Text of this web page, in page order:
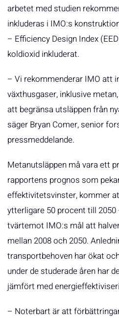
arbetet med studien
inkluderas i IMO:s
– Efficiency Design Index
koldioxid inkluderat.
– Vi rekommenderar IMO att
växthusgaser, inklusive
att begränsa utsläppen från
säger Bryan Comer, senior
pressmeddelande.
Metanutsläppen må vara ett
rapportens prognos som
effektivitetsvinster, kommer
ytterligare 50 procent till
tvärtemot IMO:s mål att
mellan 2008 och 2050.
transportbehoven har ökat
under de studerade åren har
jämfört med
– Noterbart är att